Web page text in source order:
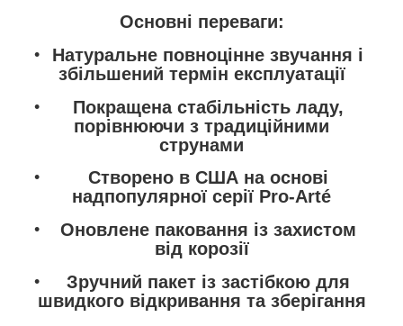
Основні переваги:
Натуральне повноцінне звучання і
збільшений термін експлуатації
Покращена стабільність ладу,
порівнюючи з традиційними
струнами
Створено в США на основі
надпопулярної серії Pro-Arté
Оновлене паковання із захистом
від корозії
Зручний пакет із застібкою для
швидкого відкривання та зберігання